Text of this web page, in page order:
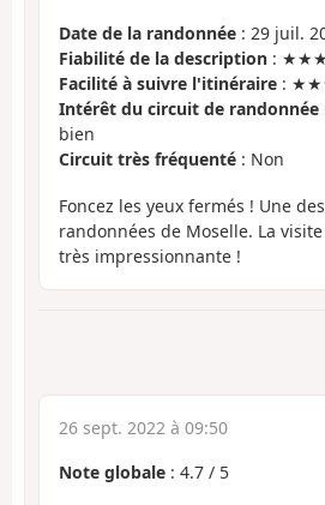
Date de la randonnée : 29 juil.
Fiabilité de la description :
Facilité à suivre l'itinéraire :
Intérêt du circuit de randonnée
bien
Circuit très fréquenté : Non
Foncez les yeux fermés ! Une
randonnées de Moselle. La
très impressionnante !
26 sept. 2022 à 09:50
Note globale : 4.7 / 5